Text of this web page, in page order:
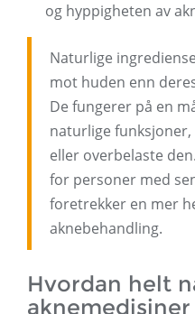
og hyppigheten av
Naturlige
mot huden enn
De fungerer på en
naturlige
eller overbelaste
for personer med
foretrekker en mer
aknebehandling.
Hvordan helt